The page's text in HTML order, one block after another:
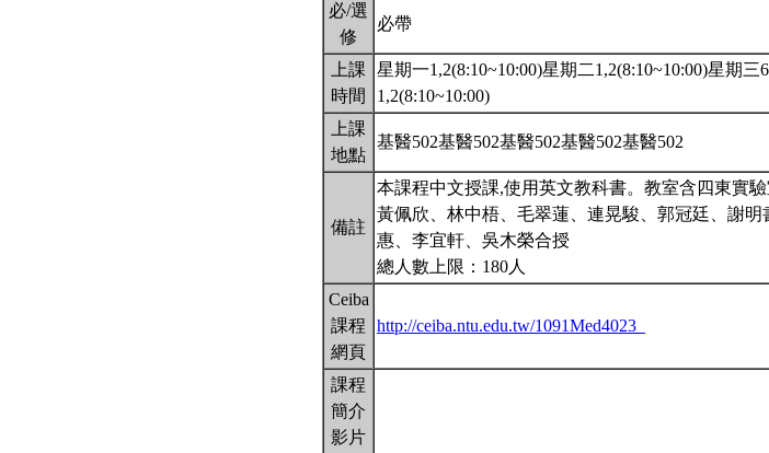
必/選
修
必帶
上課
時間
星期一1,2(8:10~10:00)星期二1,2(8:10~10:00)星期
1,2(8:10~10:00)
上課
地點
基醫502基醫502基醫502基醫502基醫502
備註
本課程中文授課,使用英文教科書。教室含四東實
黃佩欣、林中梧、毛翠蓮、連晃駿、郭冠廷、謝
惠、李宜軒、吳木榮合授
總人數上限：180人
Ceiba
課程
網頁
http://ceiba.ntu.edu.tw/1091Med4023_
課程
簡介
影片